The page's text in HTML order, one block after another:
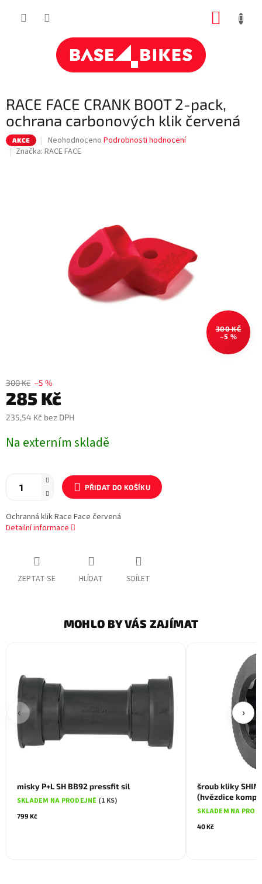
RACE FACE CRANK BOOT 2-pack,
ochrana carbonových klik červená
AKCE
Průměrné
hodnocení
Neohodnoceno Podrobnosti hodnocení
Značka: RACE FACE
300 KČ
–5 %
300 Kč –5 %
285 Kč
235,54 Kč bez DPH
cena:
Na externím skladě
PŘIDAT DO KOŠÍKU
Ochranná klik Race Face červená
Detailní informace
ZEPTAT SE HLÍDAT SDÍLET
MOHLO BY VÁS ZAJÍMAT
‹
misky P+L SH BB92 pressfit sil
SKLADEM NA PRODEJNĚ (1 KS)
799 Kč
šroub kliky
(hvězdice
SKLADEM NA
40 Kč
›